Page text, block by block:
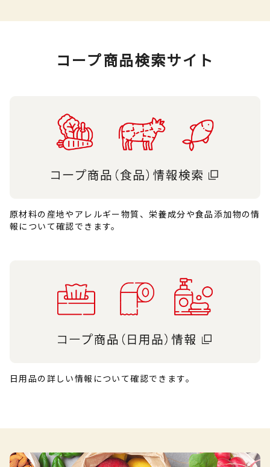
コープ商品検索サイト
原材料の産地やアレルギー物質、栄養成分や食品添加物の情
報について確認できます。
日用品の詳しい情報について確認できます。